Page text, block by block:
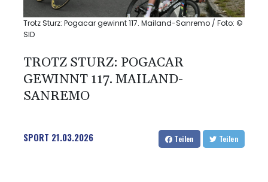
Trotz Sturz: Pogacar gewinnt 117. Mailand-Sanremo / Foto: ©
SID
TROTZ STURZ: POGACAR
GEWINNT 117. MAILAND-
SANREMO
SPORT 21.03.2026 Teilen Teilen